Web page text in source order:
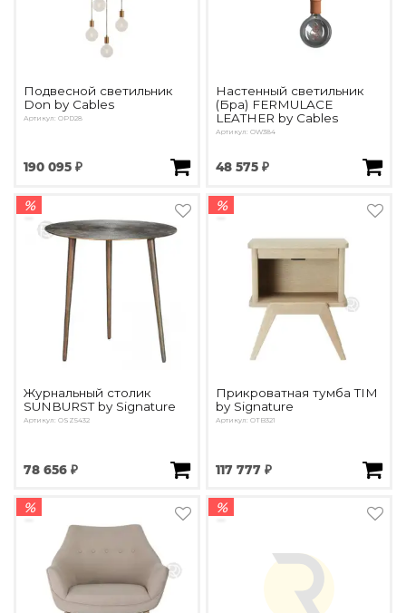
Подвесной светильник
Don by Cables
Артикул: OPD28
190 095 ₽
Настенный светильник
(Бра) FERMULACE
LEATHER by Cables
Артикул: OW384
48 575 ₽
%
Журнальный столик
SUNBURST by Signature
Артикул: OSZ5432
78 656 ₽
%
Прикроватная тумба TIM
by Signature
Артикул: OTB321
117 777 ₽
% %